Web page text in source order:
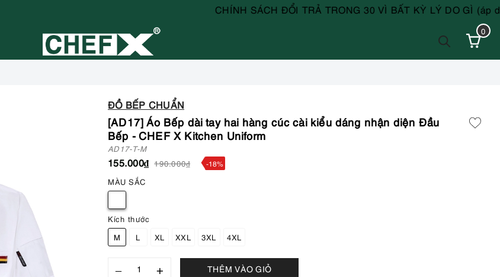
CHÍNH SÁCH ĐỔI TRẢ TRONG 30 VÌ BẤT KỲ LÝ DO GÌ (áp dụng với
0
ĐỒ BẾP CHUẨN
[AD17] Áo Bếp dài tay hai hàng cúc cài kiểu dáng nhận diện Đầu
Bếp - CHEF X Kitchen Uniform
AD17-T-M
155.000₫ 190.000₫ -18%
MÀU SẮC
Kích thước
M
L XL XXL 3XL 4XL
– + THÊM VÀO GIỎ